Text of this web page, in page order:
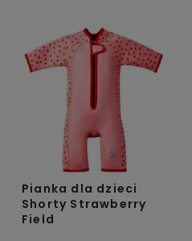
Pianka dla dzieci
Shorty Strawberry
Field